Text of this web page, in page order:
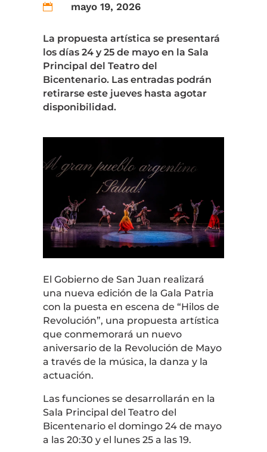
 mayo 19, 2026
La propuesta artística se presentará
los días 24 y 25 de mayo en la Sala
Principal del Teatro del
Bicentenario. Las entradas podrán
retirarse este jueves hasta agotar
disponibilidad.
El Gobierno de San Juan realizará
una nueva edición de la Gala Patria
con la puesta en escena de “Hilos de
Revolución”, una propuesta artística
que conmemorará un nuevo
aniversario de la Revolución de Mayo
a través de la música, la danza y la
actuación.
Las funciones se desarrollarán en la
Sala Principal del Teatro del
Bicentenarioel domingo 24 de mayo
a las 20:30 y el lunes 25 a las 19.